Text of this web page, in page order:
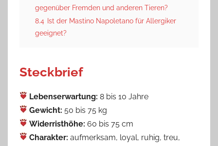
gegenüber Fremden und anderen Tieren?
8.4 Ist der Mastino Napoletano für Allergiker
geeignet?
Steckbrief
Lebenserwartung: 8 bis 10 Jahre
Gewicht: 50 bis 75 kg
Widerristhöhe: 60 bis 75 cm
Charakter: aufmerksam, loyal, ruhig, treu,